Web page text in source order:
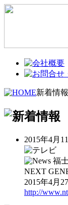
新着情報
2015年4月
福
NEXT
2015年4月
http://